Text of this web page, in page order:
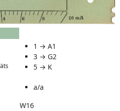
1 → A1
3 → G2
5 → K
a/a
W16